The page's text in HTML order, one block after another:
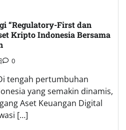
“Regulatory-First dan
Kripto Indonesia Bersama
0
tengah pertumbuhan
yang semakin dinamis,
Aset Keuangan Digital
[…]